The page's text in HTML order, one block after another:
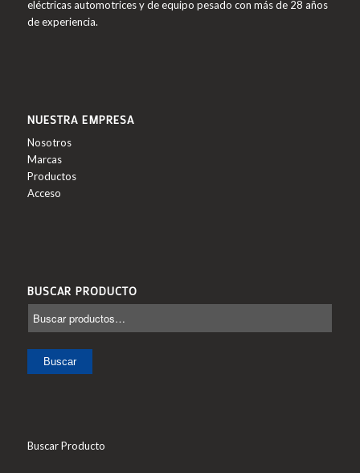
eléctricas automotrices y de equipo pesado con más de 28 años
de experiencia.
NUESTRA EMPRESA
Nosotros
Marcas
Productos
Acceso
BUSCAR PRODUCTO
Buscar
Buscar Producto